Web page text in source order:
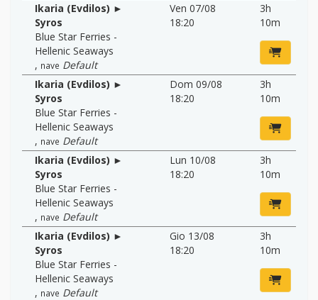
Ikaria (Evdilos) ►
Syros
Blue Star Ferries -
Hellenic Seaways
, nave Default
Ven 07/08
18:20
3h
10m
Ikaria (Evdilos) ►
Syros
Blue Star Ferries -
Hellenic Seaways
, nave Default
Dom 09/08
18:20
3h
10m
Ikaria (Evdilos) ►
Syros
Blue Star Ferries -
Hellenic Seaways
, nave Default
Lun 10/08
18:20
3h
10m
Ikaria (Evdilos) ►
Syros
Blue Star Ferries -
Hellenic Seaways
, nave Default
Gio 13/08
18:20
3h
10m